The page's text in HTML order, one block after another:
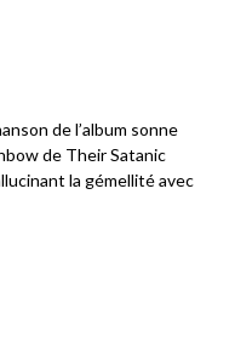
de l’album sonne
de Their Satanic
la gémellité avec